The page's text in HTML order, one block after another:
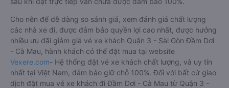
Cho nên để dễ dàng so sánh giá, xem đánh giá chất lượng
các nhà xe đi, được đảm bảo quyền lợi cao nhất, được hưởng
nhiều ưu đãi giảm giá vé xe khách Quận 3 - Sài Gòn Đầm Dơi
- Cà Mau, hành khách có thể đặt mua tại website
Vexere.com- Hệ thống đặt vé xe khách chất lượng, và uy tín
nhất tại Việt Nam, đảm bảo giữ chỗ 100%. Đối với bất cứ giao
dịch đặt mua vé xe khách đi Đầm Dơi - Cà Mau từ Quận 3 -